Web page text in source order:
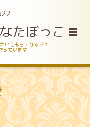
たぼっこ
いきもちになるジュ
っています